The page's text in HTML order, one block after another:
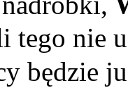
tego nie
będzie